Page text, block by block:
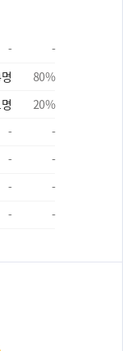
-
-
명 80%
명 20%
-
-
-
-
-
-
- -